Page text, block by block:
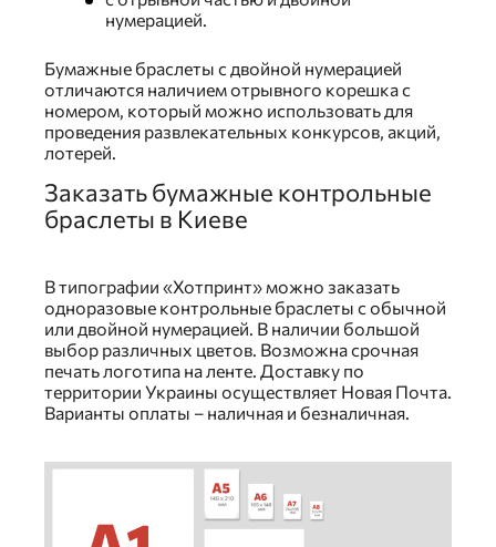
нумерацией.
Бумажные браслеты с двойной нумерацией
отличаются наличием отрывного корешка с
номером, который можно использовать для
проведения развлекательных конкурсов, акций,
лотерей.
Заказать бумажные контрольные
браслеты в Киеве
В типографии «Хотпринт» можно заказать
одноразовые контрольные браслеты с обычной
или двойной нумерацией. В наличии большой
выбор различных цветов. Возможна срочная
печать логотипа на ленте. Доставку по
территории Украины осуществляет Новая Почта.
Варианты оплаты – наличная и безналичная.